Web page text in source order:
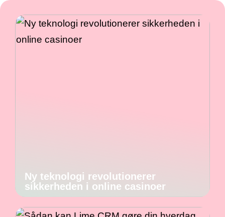
Ny teknologi revolutionerer
sikkerheden i online casinoer